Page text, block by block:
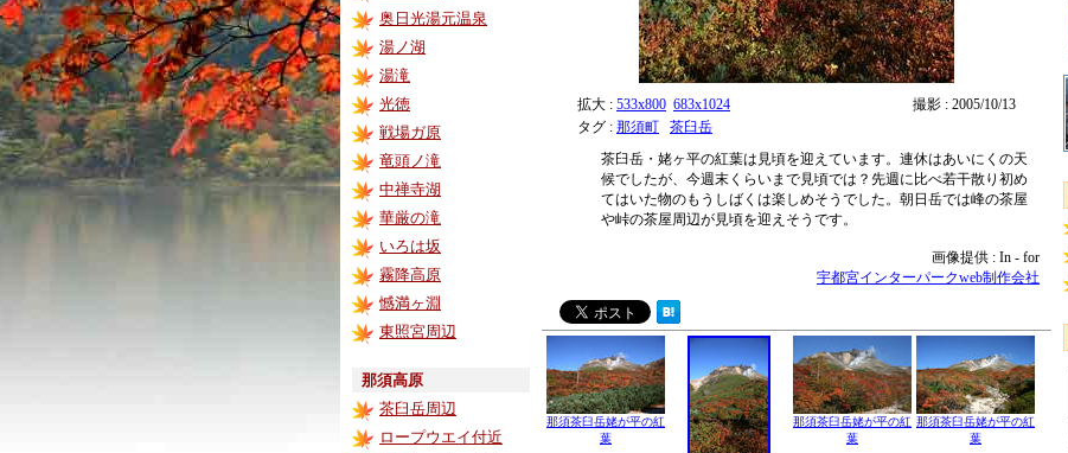
奥日光湯元温泉
湯ノ湖
湯滝
光徳
戦場ガ原
竜頭ノ滝
中禅寺湖
華厳の滝
いろは坂
霧降高原
憾満ヶ淵
東照宮周辺
那須高原
茶臼岳周辺
ロープウエイ付近
拡大 : 533x800 683x1024
撮影 : 2005/10/13
タグ : 那須町
茶臼岳
茶臼岳・姥ヶ平の紅葉は見頃を迎えています。連休はあいにくの天
候でしたが、今週末くらいまで見頃では？先週に比べ若干散り初め
てはいた物のもうしばくは楽しめそうでした。朝日岳では峰の茶屋
や峠の茶屋周辺が見頃を迎えそうです。
画像提供 : In - for
宇都宮インターパークweb制作会社
那須茶臼岳姥が平の紅
葉
那須茶臼岳姥が平の紅
葉
那須茶臼岳姥が平の紅
葉